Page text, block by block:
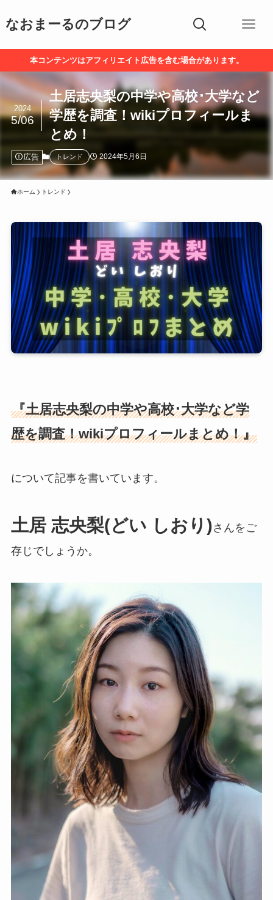
なおまーるのブログ
本コンテンツはアフィリエイト広告を含む場合があります。
土居志央梨の中学や高校･大学など
学歴を調査！wikiプロフィールま
とめ！
2024
5/06
広告 トレンド 2024年5月6日
ホーム トレンド
『土居志央梨の中学や高校･大学など学
歴を調査！wikiプロフィールまとめ！』
について記事を書いています。
土居 志央梨(どい しおり)さんをご
存じでしょうか。